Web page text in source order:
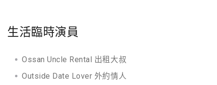
生活臨時演員
Ossan Uncle Rental 出租大叔
Outside Date Lover 外約情人